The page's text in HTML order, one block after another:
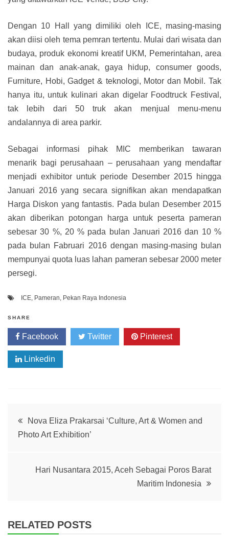
Dengan 10 Hall yang dimiliki oleh ICE, masing-masing
akan diisi oleh tema pemran tertentu. Mulai dari wisata dan
budaya, produk ekonomi kreatif UKM, Pemerintahan, area
mainan dan anak-anak, gaya hidup, consumer goods,
Furniture, Hobi, Gadget & teknologi, Motor dan Mobil. Tak
hanya itu, untuk kulinari akan digelar Foodtruck Festival,
tak lebih dari 50 truk akan menjual menu-menu
andalannya di area parkir.
Sebagai informasi pihak MIC memberikan tawaran
menarik bagi perusahaan – perusahaan yang mendaftar
menjadi exhibitor untuk periode Desember 2015 hingga
Januari 2016 yang secara signifikan akan mendapatkan
Harga Diskon yang fantastis. Pada bulan Desember 2015
akan diberikan potongan harga untuk peserta pameran
sebesar 30 %, 20 % pada bulan Januari 2016 dan 10 %
pada bulan Fabruari 2016 dengan masing-masing bulan
mempunyai quota luas lahan pameran sebesar 2000 meter
persegi.
ICE Pameran Pekan Raya Indonesia
SHARE
Facebook Twitter Pinterest
Linkedin
PostNova Eliza Prakarsai ‘Culture, Art & Women and
Photo Art Exhibition’
Hari Nusantara 2015, Aceh Sebagai Poros Barat
Maritim Indonesia
RELATED POSTS